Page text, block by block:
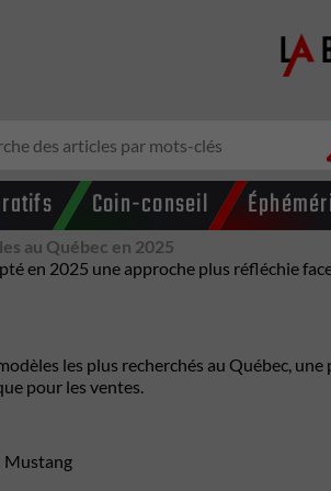
Coin-conseil
au Québec en 2025
en 2025 une approche plus réfléchie
les plus recherchés au Québec,
pour les ventes.
Mustang